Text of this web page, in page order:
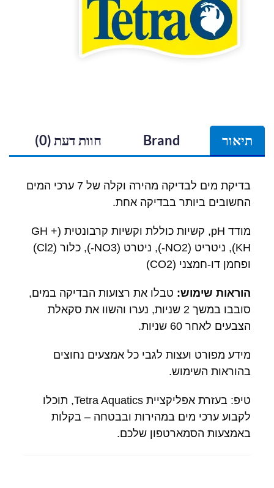
תיאור Brand חוות דעת (0)
בדיקת מים לבדיקה מהירה וקלה של 7 ערכי המים
החשובים ביותר בבדיקה אחת.
מודד pH, קשיות כוללת וקשיות קרבונטית (GH +
KH), ניטריט (NO2-), ניטרט (NO3-), כלור (Cl2)
ופחמן דו-חמצני (CO2)
הוראות שימוש: טבלו את רצועות הבדיקה במים,
סובבו במשך 2 שניות, נערו והשוו את סקאלת
הצבעים לאחר 60 שניות.
מידע מפורט ועצות לגבי כל אמצעים נחוצים
בהוראות השימוש.
טיפ: בעזרת אפליקציית Tetra Aquatics, תוכלו
לקבוע ערכי מים במהירות ובבטחה – בקלות
באמצעות הסמארטפון שלכם.